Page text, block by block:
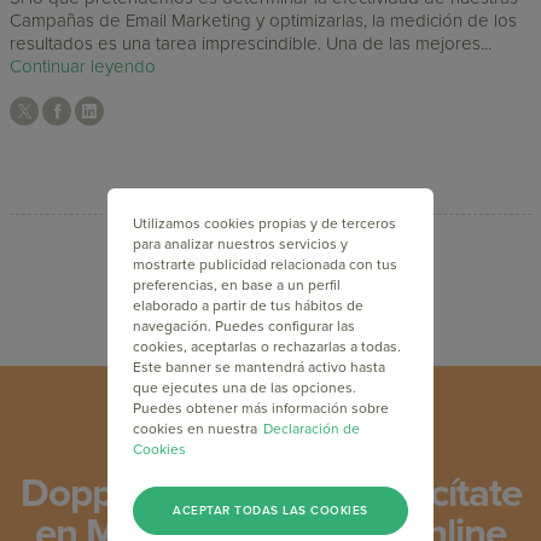
Campañas de Email Marketing y optimizarlas, la medición de los
resultados es una tarea imprescindible. Una de las mejores...
Continuar leyendo
Doppler Academy: Capacítate
Utilizamos cookies propias y de terceros
para analizar nuestros servicios y
mostrarte publicidad relacionada con tus
preferencias, en base a un perfil
elaborado a partir de tus hábitos de
navegación. Puedes configurar las
cookies, aceptarlas o rechazarlas a todas.
Este banner se mantendrá activo hasta
que ejecutes una de las opciones.
Puedes obtener más información sobre
cookies en nuestra Declaración de
Cookies
ACEPTAR TODAS LAS COOKIES